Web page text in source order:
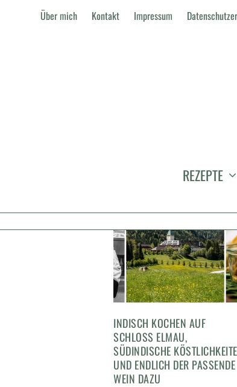
Über mich Kontakt Impressum
REZEPTE
INDISCH KOCHEN AUF
SCHLOSS ELMAU,
SÜDINDISCHE
UND ENDLICH DER PASSENDE
WEIN DAZU